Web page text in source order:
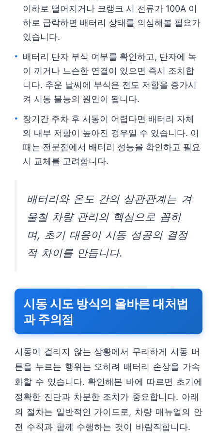
이하로 떨어지거나 크랭크 시 전류가 100A 이
하로 급락하면 배터리 상태를 의심해볼 필요가
있습니다.
배터리 단자 부식 여부를 확인하고, 단자에 녹
이 끼거나 느슨한 연결이 있으면 즉시 조치합
니다. 추운 날씨에 부식은 전도 저항을 증가시
켜 시동 불능의 원인이 됩니다.
장기간 주차 후 시동이 어렵다면 배터리 자체
의 내부 저항이 높아진 경우일 수 있습니다. 이
때는 전문점에서 배터리 성능을 확인하고 필요
시 교체를 고려합니다.
배터리와 온도 간의 상관관계는 겨
울철 차량 관리의 핵심으로 꼽히
며, 초기 대응이 시동 성공의 결정
적 차이를 만듭니다.
시동 시도 방식의 올바른 대처법
과 주의점
시동이 걸리지 않는 상황에서 무리하게 시동 버
튼을 누르는 행위는 오히려 배터리 손상을 가속
화할 수 있습니다. 확인해본 바에 따르면 초기에
정확한 진단과 차분한 조치가 중요합니다. 아래
의 절차는 일반적인 가이드로, 차량 매뉴얼의 안
전 수칙과 함께 수행하는 것이 바람직합니다.